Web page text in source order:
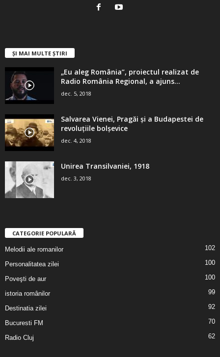
ȘI MAI MULTE ȘTIRI
„Eu aleg România”, proiectul realizat de
Radio România Regional, a ajuns...
dec. 5, 2018
Salvarea Vienei, Pragăi şi a Budapestei de
revoluţiile bolşevice
dec. 4, 2018
Unirea Transilvaniei, 1918
dec. 3, 2018
CATEGORIE POPULARĂ
Melodii ale romanilor 102
Personalitatea zilei 100
Poveşti de aur 100
istoria românilor 99
Destinatia zilei 92
Bucuresti FM 70
Radio Cluj 62